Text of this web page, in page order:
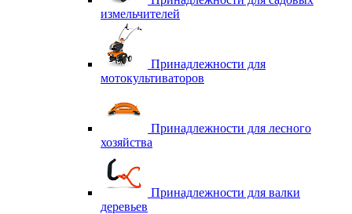
измельчителей
Принадлежности для
мотокультиваторов
Принадлежности для лесного
хозяйства
Принадлежности для валки
деревьев